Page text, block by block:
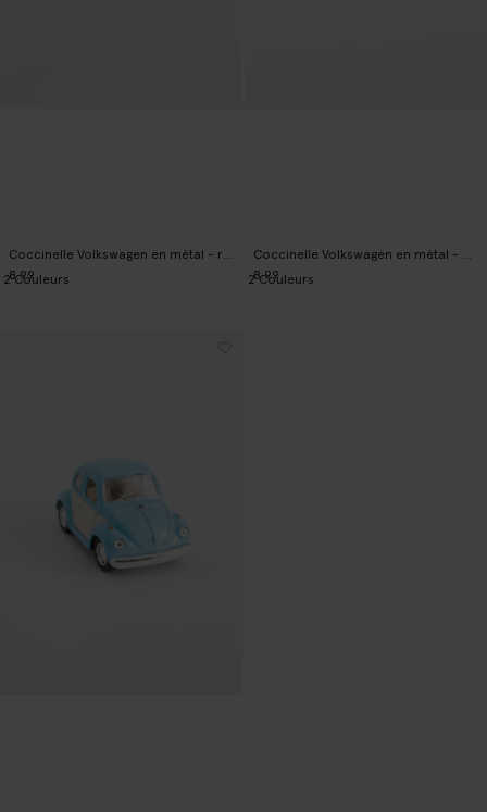
Coccinelle Volkswagen en métal - rose pastel
8.99
2Couleurs
Coccinelle Volkswagen en métal - pastel
8.99
2Couleurs